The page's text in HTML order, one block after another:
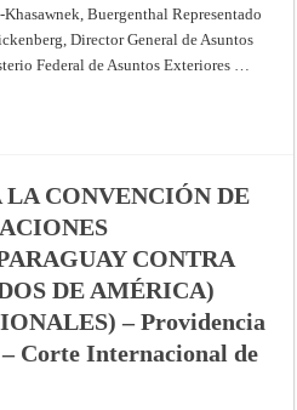
Buergenthal Representado
Director General de Asuntos
Federal de Asuntos Exteriores …
CONVENCIÓN DE
CONTRA
DE AMÉRICA)
– Providencia
Corte Internacional de